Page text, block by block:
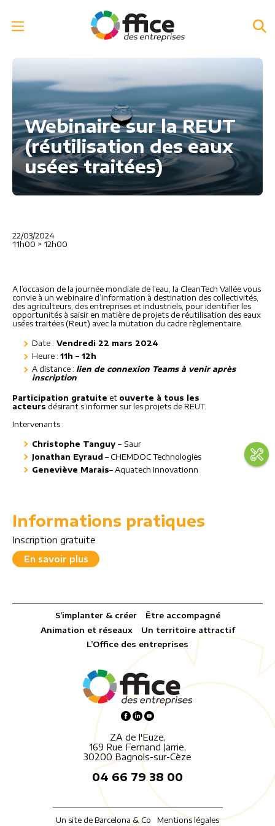
Webinaire sur la REUT
(réutilisation des eaux
usées traitées)
22/03/2024
11h00 > 12h00
A l’occasion de la journée mondiale de l’eau, la CleanTech Vallée vous
convie à un webinaire d’information à destination des collectivités,
des agriculteurs, des entreprises et industriels, pour identifier les
opportunités à saisir en matière de projets de réutilisation des eaux
usées traitées (Reut) avec la mutation du cadre règlementaire.
Date : Vendredi 22 mars 2024
Heure :11h – 12h
A distance : lien de connexion Teams à venir après
inscription
Participation gratuite et ouverte à tous les
acteurs désirant s’informer sur les projets de REUT.
Intervenants :
Christophe Tanguy– Saur
Jonathan Eyraud– CHEMDOC Technologies
Geneviève Marais– Aquatech Innovationn
Informations pratiques
Inscription gratuite
En savoir plus
S’implanter & créer
Être accompagné
Animation et réseaux
Un territoire attractif
L’Office des entreprises
ZA de l'Euze,
169 Rue Fernand Jarrie,
30200 Bagnols-sur-Cèze
04 66 79 38 00
Un site de Barcelona & Co Mentions légales